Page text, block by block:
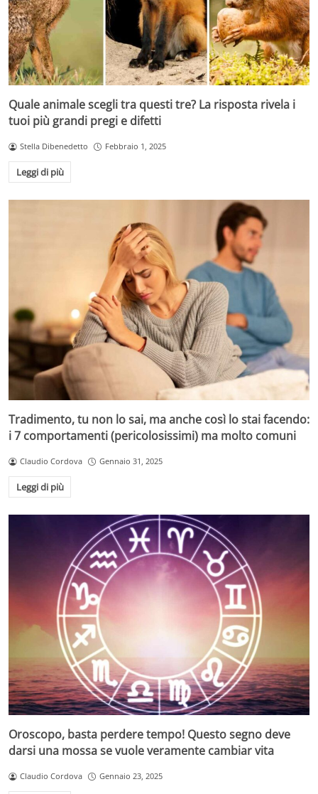
Quale animale scegli tra questi tre? La risposta rivela i
tuoi più grandi pregi e difetti
Stella Dibenedetto Febbraio 1, 2025
Leggi di più
Tradimento, tu non lo sai, ma anche così lo stai facendo:
i 7 comportamenti (pericolosissimi) ma molto comuni
Claudio Cordova Gennaio 31, 2025
Leggi di più
Oroscopo, basta perdere tempo! Questo segno deve
darsi una mossa se vuole veramente cambiar vita
Claudio Cordova Gennaio 23, 2025